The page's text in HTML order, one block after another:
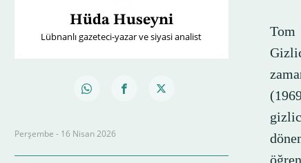
Hüda Huseyni
Lübnanlı gazeteci-yazar ve siyasi analist
Perşembe - 16 Nisan 2026
Tom